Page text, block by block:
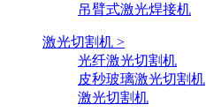
吊臂式激光焊接机
激光切割机 >
光纤激光切割机
皮秒玻璃激光切割机
激光切割机